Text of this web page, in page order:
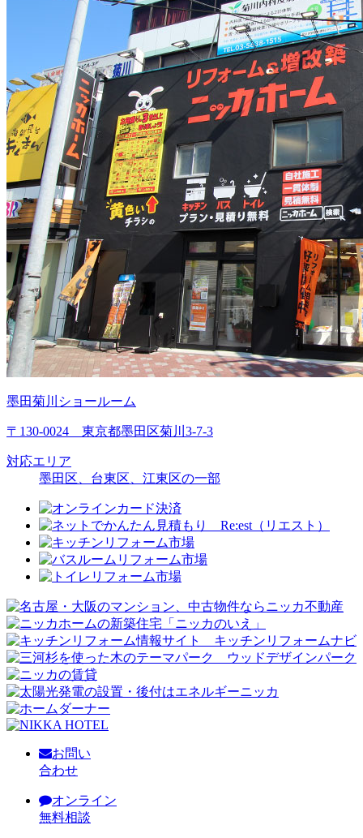
墨田菊川ショールーム
〒130-0024 東京都墨田区菊川3-7-3
対応エリア
墨田区、台東区、江東区の一部
お問い
合わせ
オンライン
無料相談